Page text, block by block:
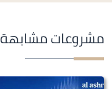
مشروعات مشابهة